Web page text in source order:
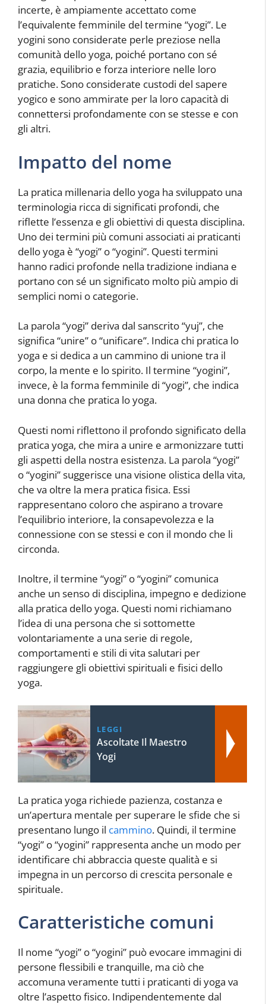
incerte, è ampiamente accettato come
l’equivalente femminile del termine “yogi”. Le
yogini sono considerate perle preziose nella
comunità dello yoga, poiché portano con sé
grazia, equilibrio e forza interiore nelle loro
pratiche. Sono considerate custodi del sapere
yogico e sono ammirate per la loro capacità di
connettersi profondamente con se stesse e con
gli altri.
Impatto del nome
La pratica millenaria dello yoga ha sviluppato una
terminologia ricca di significati profondi, che
riflette l’essenza e gli obiettivi di questa disciplina.
Uno dei termini più comuni associati ai praticanti
dello yoga è “yogi” o “yogini”. Questi termini
hanno radici profonde nella tradizione indiana e
portano con sé un significato molto più ampio di
semplici nomi o categorie.
La parola “yogi” deriva dal sanscrito “yuj”, che
significa “unire” o “unificare”. Indica chi pratica lo
yoga e si dedica a un cammino di unione tra il
corpo, la mente e lo spirito. Il termine “yogini”,
invece, è la forma femminile di “yogi”, che indica
una donna che pratica lo yoga.
Questi nomi riflettono il profondo significato della
pratica yoga, che mira a unire e armonizzare tutti
gli aspetti della nostra esistenza. La parola “yogi”
o “yogini” suggerisce una visione olistica della vita,
che va oltre la mera pratica fisica. Essi
rappresentano coloro che aspirano a trovare
l’equilibrio interiore, la consapevolezza e la
connessione con se stessi e con il mondo che li
circonda.
Inoltre, il termine “yogi” o “yogini” comunica
anche un senso di disciplina, impegno e dedizione
alla pratica dello yoga. Questi nomi richiamano
l’idea di una persona che si sottomette
volontariamente a una serie di regole,
comportamenti e stili di vita salutari per
raggiungere gli obiettivi spirituali e fisici dello
yoga.
LEGGI
Ascoltate Il Maestro
Yogi
La pratica yoga richiede pazienza, costanza e
un’apertura mentale per superare le sfide che si
presentano lungo il cammino. Quindi, il termine
“yogi” o “yogini” rappresenta anche un modo per
identificare chi abbraccia queste qualità e si
impegna in un percorso di crescita personale e
spirituale.
Caratteristiche comuni
Il nome “yogi” o “yogini” può evocare immagini di
persone flessibili e tranquille, ma ciò che
accomuna veramente tutti i praticanti di yoga va
oltre l’aspetto fisico. Indipendentemente dal